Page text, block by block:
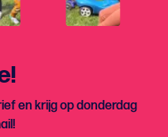
en krijg op donderdag